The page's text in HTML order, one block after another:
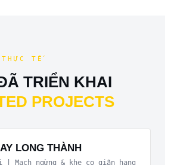
TẾ
TRIỂN KHAI
PROJECTS
LONG THÀNH
| Mạch ngừng & khe co giãn hạng